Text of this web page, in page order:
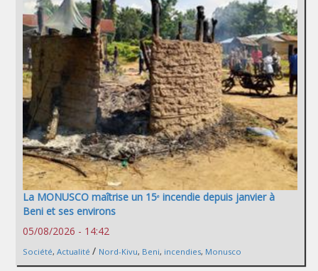
La MONUSCO maîtrise un 15ᵉ incendie depuis janvier à
Beni et ses environs
05/08/2026 - 14:42
Société, Actualité / Nord-Kivu, Beni, incendies, Monusco